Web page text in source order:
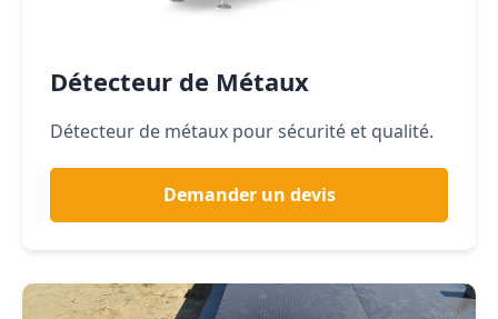
Détecteur de Métaux
Détecteur de métaux pour sécurité et qualité.
Demander un devis